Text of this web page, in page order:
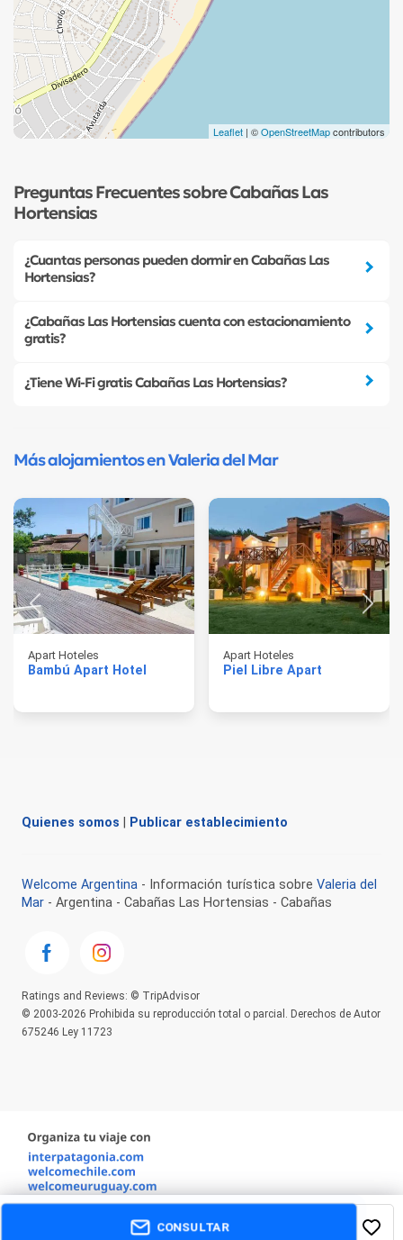
Leaflet | ©OpenStreetMapcontributors
Preguntas Frecuentes sobre Cabañas Las
Hortensias
¿Cuantas personas pueden dormir en Cabañas Las
Hortensias?
¿Cabañas Las Hortensias cuenta con estacionamiento
gratis?
¿Tiene Wi-Fi gratis Cabañas Las Hortensias?
Más alojamientos en Valeria del Mar
Apart Hoteles
Bambú Apart Hotel
Apart Hoteles
Piel Libre Apart
CONSULTAR
Quienes somos Publicar establecimiento
Welcome Argentina - Información turística sobre Valeria del
Mar - Argentina - Cabañas Las Hortensias - Cabañas
Ratings and Reviews: © TripAdvisor
© 2003-2026 Prohibida su reproducción total o parcial. Derechos de Autor
675246 Ley 11723